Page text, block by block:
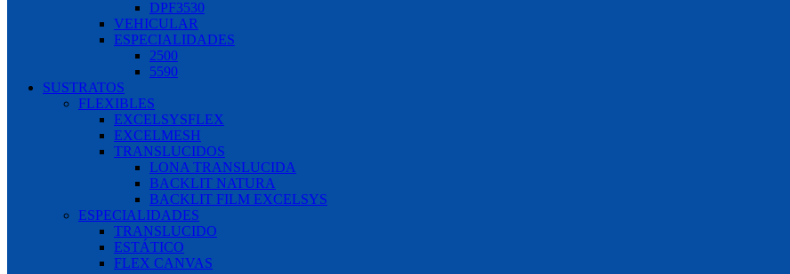
DPF3530
VEHICULAR
ESPECIALIDADES
2500
5590
SUSTRATOS
FLEXIBLES
EXCELSYSFLEX
EXCELMESH
TRANSLUCIDOS
LONA TRANSLUCIDA
BACKLIT NATURA
BACKLIT FILM EXCELSYS
ESPECIALIDADES
TRANSLUCIDO
ESTÁTICO
FLEX CANVAS